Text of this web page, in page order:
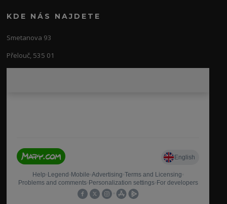
KDE NÁS NAJDETE
Smetanova 93
Přelouč, 535 01